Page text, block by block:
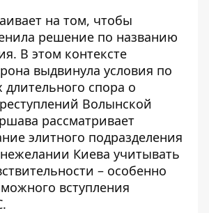
на том, чтобы
решение по названию
В этом контексте
выдвинула условия по
длительного спора о
Волынской
рассматривает
элитного подразделения
Киева учитывать
– особенно
вступления